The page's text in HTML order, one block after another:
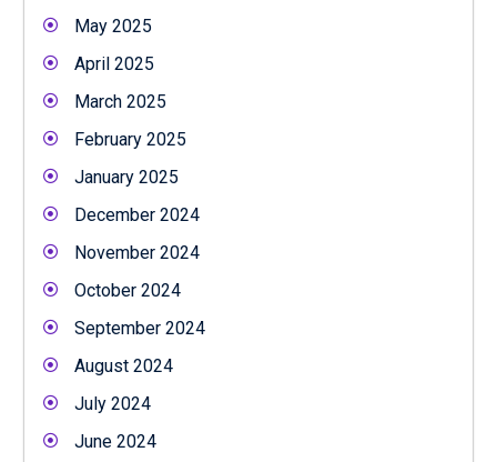
May 2025
April 2025
March 2025
February 2025
January 2025
December 2024
November 2024
October 2024
September 2024
August 2024
July 2024
June 2024